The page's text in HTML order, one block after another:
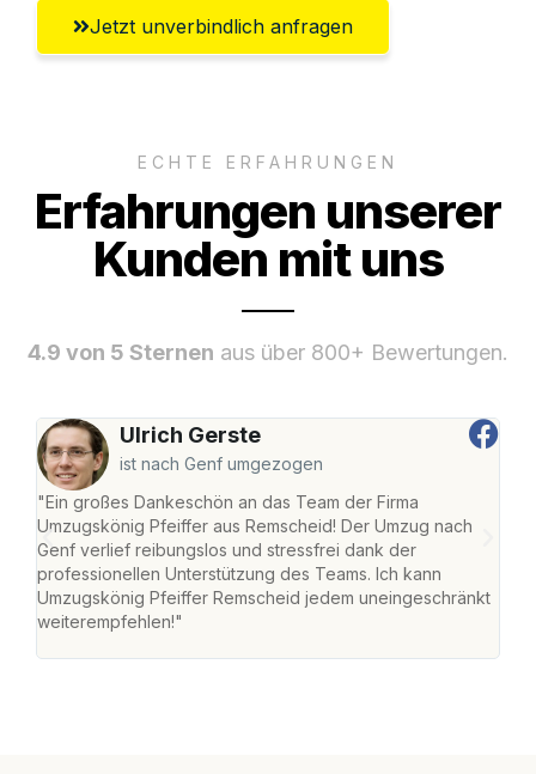
Jetzt unverbindlich anfragen
ECHTE ERFAHRUNGEN
Erfahrungen unserer
Kunden mit uns
4.9 von 5 Sternen aus über 800+ Bewertungen.
Ulrich Gerste
ist nach Genf umgezogen
"Ein großes Dankeschön an das Team der Firma
Umzugskönig Pfeiffer aus Remscheid! Der Umzug nach
Genf verlief reibungslos und stressfrei dank der
professionellen Unterstützung des Teams. Ich kann
Umzugskönig Pfeiffer Remscheid jedem uneingeschränkt
weiterempfehlen!"